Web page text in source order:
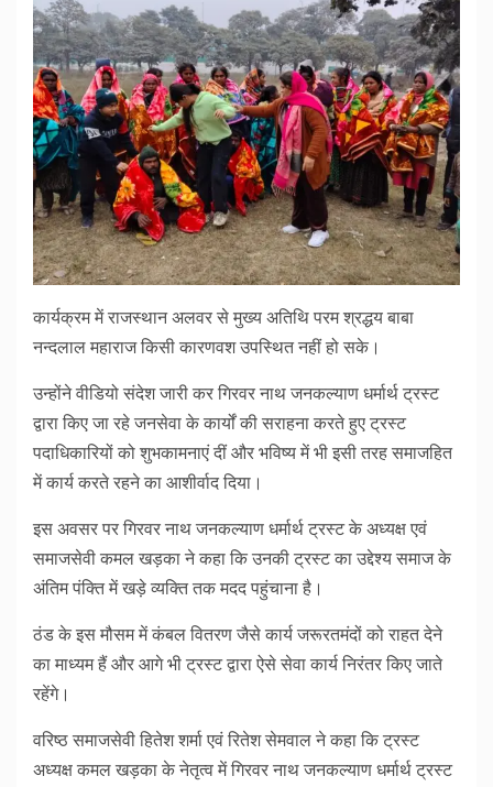
कार्यक्रम में राजस्थान अलवर से मुख्य अतिथि परम श्रद्धय बाबा
नन्दलाल महाराज किसी कारणवश उपस्थित नहीं हो सके।
उन्होंने वीडियो संदेश जारी कर गिरवर नाथ जनकल्याण धर्मार्थ ट्रस्ट
द्वारा किए जा रहे जनसेवा के कार्यों की सराहना करते हुए ट्रस्ट
पदाधिकारियों को शुभकामनाएं दीं और भविष्य में भी इसी तरह समाजहित
में कार्य करते रहने का आशीर्वाद दिया।
इस अवसर पर गिरवर नाथ जनकल्याण धर्मार्थ ट्रस्ट के अध्यक्ष एवं
समाजसेवी कमल खड़का ने कहा कि उनकी ट्रस्ट का उद्देश्य समाज के
अंतिम पंक्ति में खड़े व्यक्ति तक मदद पहुंचाना है।
ठंड के इस मौसम में कंबल वितरण जैसे कार्य जरूरतमंदों को राहत देने
का माध्यम हैं और आगे भी ट्रस्ट द्वारा ऐसे सेवा कार्य निरंतर किए जाते
रहेंगे।
वरिष्ठ समाजसेवी हितेश शर्मा एवं रितेश सेमवाल ने कहा कि ट्रस्ट
अध्यक्ष कमल खड़का के नेतृत्व में गिरवर नाथ जनकल्याण धर्मार्थ ट्रस्ट